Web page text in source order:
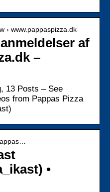
› www.pappaspizza.dk
af
–
13 Posts – See
from Pappas Pizza
•